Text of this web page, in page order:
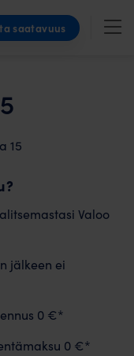
saatavuus
15
Valoo
jälkeen ei
0 €*
0 €*